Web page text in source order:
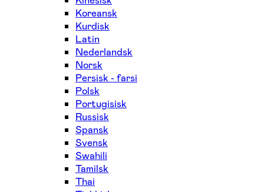
Koreansk
Kurdisk
Latin
Nederlandsk
Norsk
Persisk - farsi
Polsk
Portugisisk
Russisk
Spansk
Svensk
Swahili
Tamilsk
Thai